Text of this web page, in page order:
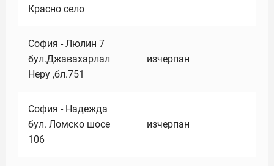
Красно село
София - Люлин 7
бул.Джавахарлал
Неру ,бл.751
изчерпан
София - Надежда
бул. Ломско шосе
106
изчерпан